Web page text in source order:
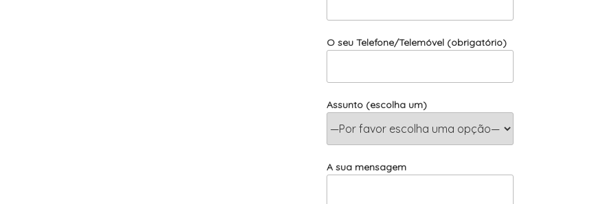
O seu Telefone/Telemóvel (obrigatório)
Assunto (escolha um)
A sua mensagem